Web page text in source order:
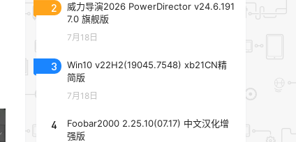
2
威力导演2026 PowerDirector v24.6.191
7.0 旗舰版
7月18日
3
Win10 v22H2(19045.7548) xb21CN精
简版
7月18日
4
Foobar2000 2.25.10(07.17) 中文汉化增
强版